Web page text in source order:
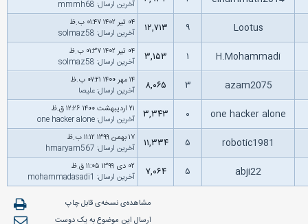
آخرین ارسال:
mmmh68
Lootus ۹ ۱۲,۷۱۳
۰۴ تیر ۱۴۰۲ ۰۱:۴۷ ب.ظ
آخرین ارسال:
solmaz58
H.Mohammadi ۳,۱۵۳
۰۴ تیر ۱۴۰۲ ۰۱:۳۷ ب.ظ
آخرین ارسال:
solmaz58
azam2075 ۳ ۸,۰۶۵
۱۴ مهر ۱۴۰۰ ۰۷:۲۱ ب.ظ
آخرین ارسال:علیصا
one hacker alone ۰ ۳,۳۴۳
۲۱ اردیبهشت ۱۴۰۰ ۱۲:۲۶ ق.ظ
آخرین ارسال:
one hacker alone
robotic1981 ۵ ۱۱,۳۳۴
۱۷ بهمن ۱۳۹۹ ۱۱:۱۲ ب.ظ
آخرین ارسال:
hmaryam567
abji22 ۵ ۷,۰۶۴
۰۲ دى ۱۳۹۹ ۱۱:۰۵ ق.ظ
آخرین ارسال:
mohammadasadi1
مشاهده‌ی نسخه‌ی قابل چاپ
ارسال این موضوع به یک دوست